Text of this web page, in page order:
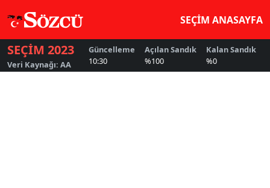
SEÇİM ANASAYFA
SEÇİM 2023
Veri Kaynağı: AA
Güncelleme
10:30
Açılan Sandık
%100
Kalan Sandık
%0